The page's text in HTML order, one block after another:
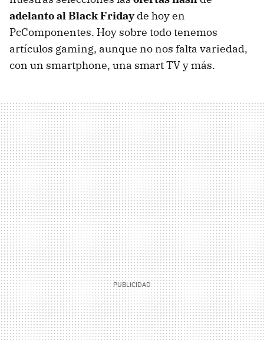
adelanto al Black Fridayde hoy en
PcComponentes. Hoy sobre todo tenemos
artículos gaming, aunque no nos falta variedad,
con un smartphone, una smart TV y más.